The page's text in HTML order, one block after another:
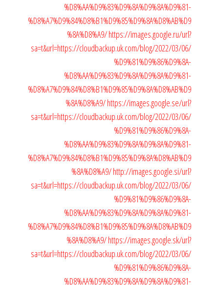
%D8%AA%D9%83%D9%8A%D9%8A%D9%81-
%D8%A7%D9%84%D8%B1%D9%85%D9%8A%D8%AB%D9
%8A%D8%A9/https://images.google.ru/url?
sa=t&url=https://cloudbackup.uk.com/blog/2022/03/06/
%D9%81%D9%86%D9%8A-
%D8%AA%D9%83%D9%8A%D9%8A%D9%81-
%D8%A7%D9%84%D8%B1%D9%85%D9%8A%D8%AB%D9
%8A%D8%A9/https://images.google.se/url?
sa=t&url=https://cloudbackup.uk.com/blog/2022/03/06/
%D9%81%D9%86%D9%8A-
%D8%AA%D9%83%D9%8A%D9%8A%D9%81-
%D8%A7%D9%84%D8%B1%D9%85%D9%8A%D8%AB%D9
%8A%D8%A9/http://images.google.si/url?
sa=t&url=https://cloudbackup.uk.com/blog/2022/03/06/
%D9%81%D9%86%D9%8A-
%D8%AA%D9%83%D9%8A%D9%8A%D9%81-
%D8%A7%D9%84%D8%B1%D9%85%D9%8A%D8%AB%D9
%8A%D8%A9/https://images.google.sk/url?
sa=t&url=https://cloudbackup.uk.com/blog/2022/03/06/
%D9%81%D9%86%D9%8A-
%D8%AA%D9%83%D9%8A%D9%8A%D9%81-